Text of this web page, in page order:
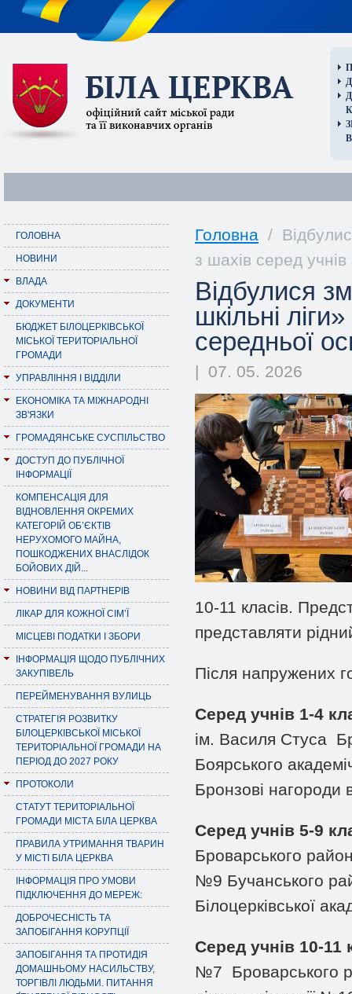
ГОЛОВНА
НОВИНИ
ВЛАДА
ДОКУМЕНТИ
БЮДЖЕТ БІЛОЦЕРКІВСЬКОЇ
МІСЬКОЇ ТЕРИТОРІАЛЬНОЇ
ГРОМАДИ
УПРАВЛІННЯ І ВІДДІЛИ
ЕКОНОМІКА ТА МІЖНАРОДНІ
ЗВ'ЯЗКИ
ГРОМАДЯНСЬКЕ СУСПІЛЬСТВО
ДОСТУП ДО ПУБЛІЧНОЇ
ІНФОРМАЦІЇ
КОМПЕНСАЦІЯ ДЛЯ
ВІДНОВЛЕННЯ ОКРЕМИХ
КАТЕГОРІЙ ОБ’ЄКТІВ
НЕРУХОМОГО МАЙНА,
ПОШКОДЖЕНИХ ВНАСЛІДОК
БОЙОВИХ ДІЙ...
НОВИНИ ВІД ПАРТНЕРІВ
ЛІКАР ДЛЯ КОЖНОЇ СІМ’Ї
МІСЦЕВІ ПОДАТКИ І ЗБОРИ
ІНФОРМАЦІЯ ЩОДО ПУБЛІЧНИХ
ЗАКУПІВЕЛЬ
ПЕРЕЙМЕНУВАННЯ ВУЛИЦЬ
СТРАТЕГІЯ РОЗВИТКУ
БІЛОЦЕРКІВСЬКОЇ МІСЬКОЇ
ТЕРИТОРІАЛЬНОЇ ГРОМАДИ НА
ПЕРІОД ДО 2027 РОКУ
ПРОТОКОЛИ
СТАТУТ ТЕРИТОРІАЛЬНОЇ
ГРОМАДИ МІСТА БІЛА ЦЕРКВА
ПРАВИЛА УТРИМАННЯ ТВАРИН
У МІСТІ БІЛА ЦЕРКВА
ІНФОРМАЦІЯ ПРО УМОВИ
ПІДКЛЮЧЕННЯ ДО МЕРЕЖ:
ДОБРОЧЕСНІСТЬ ТА
ЗАПОБІГАННЯ КОРУПЦІЇ
ЗАПОБІГАННЯ ТА ПРОТИДІЯ
ДОМАШНЬОМУ НАСИЛЬСТВУ,
ТОРГІВЛІ ЛЮДЬМИ. ПИТАННЯ
Головна /
з шахів серед учнів
Відбулися
шкільні
середньої
| 07. 05. 2026
10-11 класів.
представляти
Після напружених
Серед учнів 1-4
ім. Василя Стуса
Боярського
Бронзові нагороди
Серед учнів 5-9
Броварського
№9 Бучанського
Білоцерківської
Серед учнів 10-11
№7 Броварського